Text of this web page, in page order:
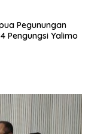
Pegunungan
Pengungsi Yalimo